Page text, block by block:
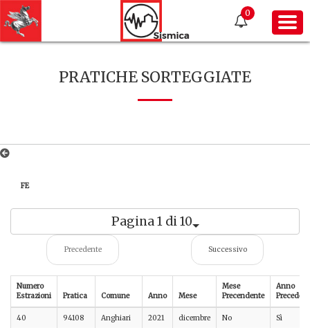
0
PRATICHE SORTEGGIATE
FE
Pagina 1 di 10
Precedente Successivo
Numero
Estrazioni
Pratica Comune Anno Mese
Mese
Precendente
Anno
40 94108 Anghiari 2021 dicembre No Sì